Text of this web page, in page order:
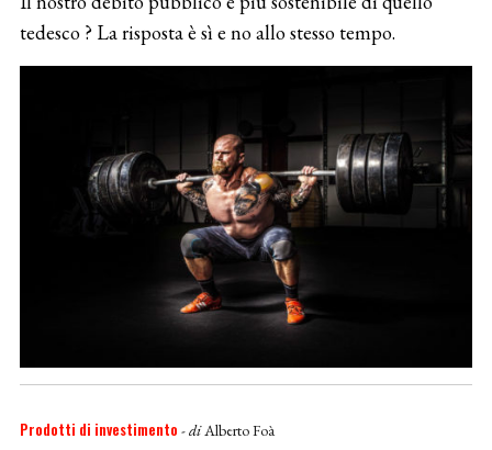
tedesco ? La risposta è sì e no allo stesso tempo.
Prodotti di investimento - diAlberto Foà